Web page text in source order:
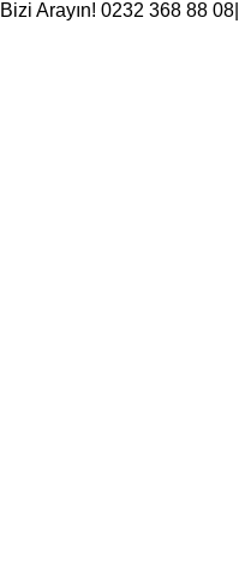
Skip
Bizi Arayın! 0232 368 88 08